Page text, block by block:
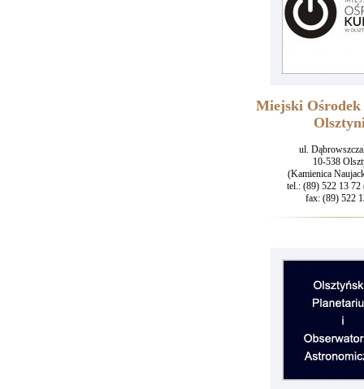
Miejski
ul.
10-538
(Kamienica
tel.: (89) 522 13 72
fax: (89) 522